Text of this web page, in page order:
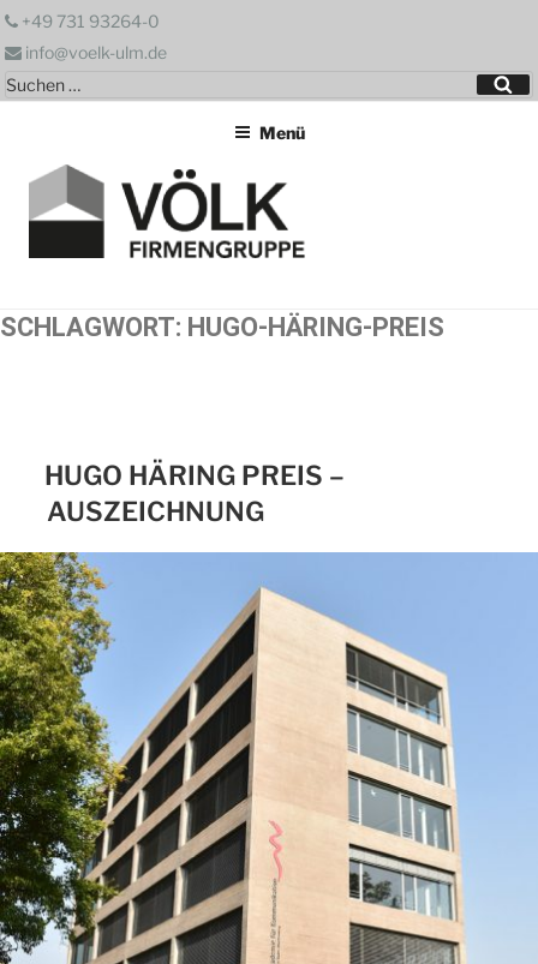
Zum
springen
+49 731 93264-0
info@voelk-ulm.de
Suchen
nach:
Menü
SCHLAGWORT: HUGO-HÄRING-PREIS
HUGO HÄRING PREIS –
AUSZEICHNUNG